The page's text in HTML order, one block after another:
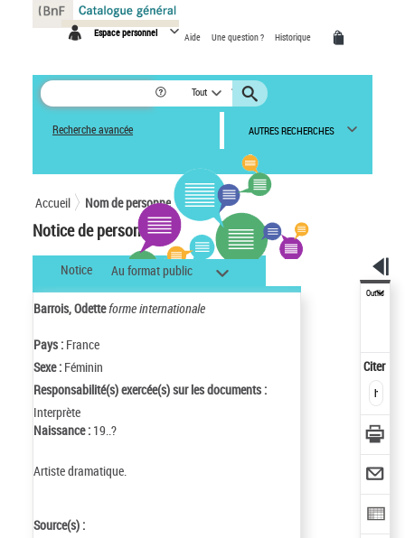
Espace personnel Aide Une question ? Historique
Tout
Recherche avancée AUTRES RECHERCHES
Accueil Nom de personne
Notice de personne
Notice Au format public
Barrois, Odetteforme internationale
Pays : France
Sexe : Féminin
Responsabilité(s) exercée(s) sur les documents :
Interprète
Naissance : 19..?
Artiste dramatique.
Source(s) :
Outils
Citer
Panneau de gestion des cookies